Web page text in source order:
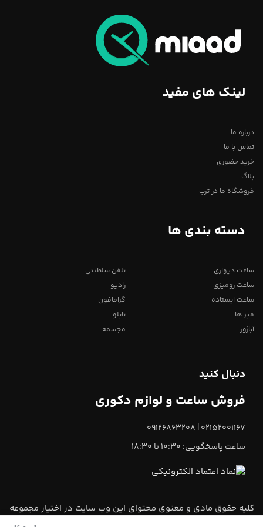
لینک های مفید
درباره ما
تماس با ما
خرید حضوری
بلاگ
فروشگاه ما در ترب
دسته بندی ها
ساعت دیواری
ساعت رومیزی
ساعت ایستاده
میز ها
آباژور
تلفن سلطنتی
رادیو
گرامافون
تابلو
مجسمه
دنبال کنید
فروش ساعت و لوازم دکوری
02152001167 | 09126863208
ساعت پاسخگویی: 10:30 تا 18:30
کلیه حقوق مادی و معنوی محتوای این وب سایت در اختیار مجموعه
میعاد تایممی باشد.